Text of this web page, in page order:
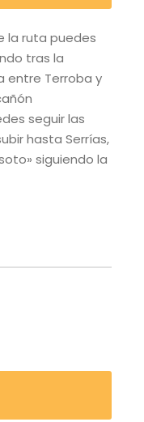
la ruta puedes
tras la
entre Terroba y
seguir las
hasta Serrías,
siguiendo la